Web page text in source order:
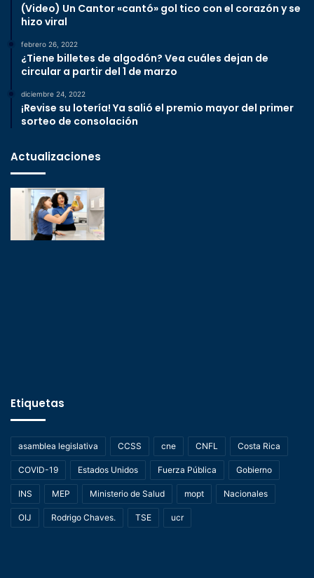
(Video) Un Cantor «cantó» gol tico con el corazón y se
hizo viral
febrero 26, 2022
¿Tiene billetes de algodón? Vea cuáles dejan de
circular a partir del 1 de marzo
diciembre 24, 2022
¡Revise su lotería! Ya salió el premio mayor del primer
sorteo de consolación
Actualizaciones
Etiquetas
asamblea legislativa CCSS cne CNFL Costa Rica
COVID-19 Estados Unidos Fuerza Pública Gobierno
INS MEP Ministerio de Salud mopt Nacionales
OIJ Rodrigo Chaves. TSE ucr